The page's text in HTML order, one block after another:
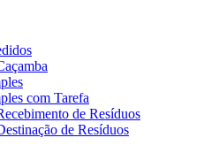
com Tarefa
de Resíduos
de Resíduos